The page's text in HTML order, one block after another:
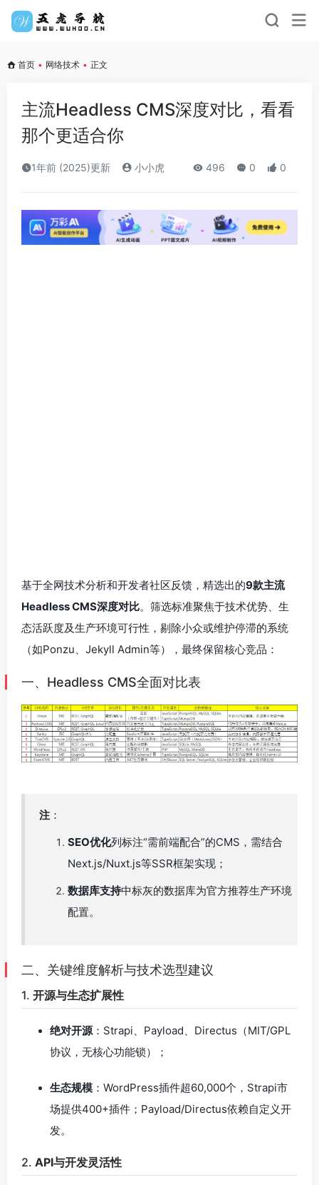
首页 • 网络技术 • 正文
主流Headless CMS深度对比，看看
那个更适合你
1年前 (2025)更新 小小虎 496 0 0
基于全网技术分析和开发者社区反馈，精选出的9款主流
Headless CMS深度对比。筛选标准聚焦于技术优势、生
态活跃度及生产环境可行性，剔除小众或维护停滞的系统
（如Ponzu、Jekyll Admin等），最终保留核心竞品：
一、Headless CMS全面对比表
注 ：
SEO优化列标注“需前端配合”的CMS，需结合
Next.js/Nuxt.js等SSR框架实现；
数据库支持中标灰的数据库为官方推荐生产环境
配置。
二、关键维度解析与技术选型建议
1. 开源与生态扩展性
绝对开源：Strapi、Payload、Directus（MIT/GPL
协议，无核心功能锁）；
生态规模 ：WordPress插件超60,000个，Strapi市
场提供400+插件；Payload/Directus依赖自定义开
发。
2. API与开发灵活性